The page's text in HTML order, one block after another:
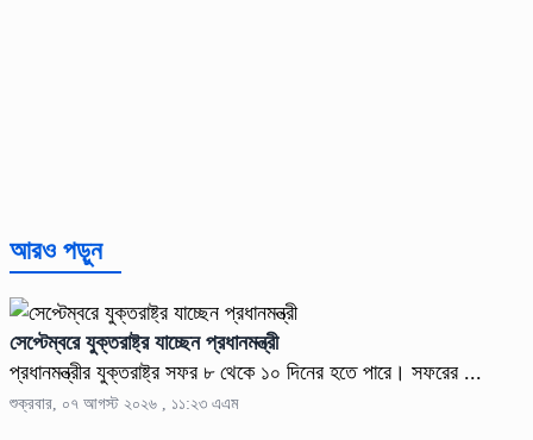
আরও পড়ুন
সেপ্টেম্বরে যুক্তরাষ্ট্র যাচ্ছেন প্রধানমন্ত্রী
প্রধানমন্ত্রীর যুক্তরাষ্ট্র সফর ৮ থেকে ১০ দিনের হতে পারে। সফরের ...
শুক্রবার, ০৭ আগস্ট ২০২৬ , ১১:২৩ এএম